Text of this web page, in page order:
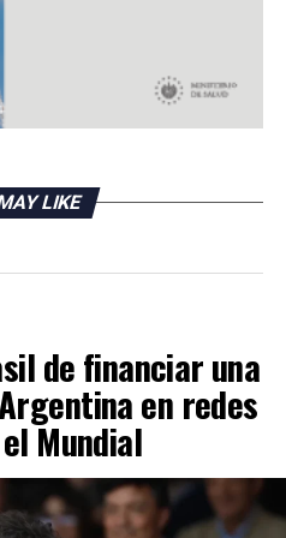
LIKE
de financiar una
en redes
Mundial